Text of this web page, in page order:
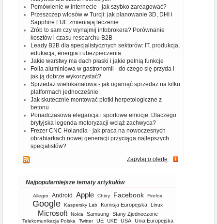
Pomówienie w internecie - jak szybko zareagować?
Przeszczep włosów w Turcji: jak planowanie 3D, DHI i
Sapphire FUE zmieniają leczenie
Zrób to sam czy wynajmij infobrokera? Porównanie
kosztów i czasu researchu B2B
Leady B2B dla specjalistycznych sektorów: IT, produkcja,
edukacja, energia i ubezpieczenia
Jakie warstwy ma dach płaski i jakie pełnią funkcje
Folia aluminiowa w gastronomii - do czego się przyda i
jak ją dobrze wykorzystać?
Sprzedaż wielokanałowa - jak ogarnąć sprzedaż na kilku
platformach jednocześnie
Jak skutecznie montować płotki herpetologiczne z
betonu
Ponadczasowa elegancja i sportowe emocje. Dlaczego
brytyjska legenda motoryzacji wciąż zachwyca?
Frezer CNC Holandia - jak praca na nowoczesnych
obrabiarkach nowej generacji przyciąga najlepszych
specjalistów?
Zapytaj o ofertę
Najpopularniejsze tematy artykułów
Allegro Android Apple Chiny Facebook Firefox
Google Kaspersky Lab Komisja Europejska Linux
Microsoft Nokia Samsung Stany Zjednoczone
Telekomunikacja Polska Twitter UE UKE USA Unia Europejska